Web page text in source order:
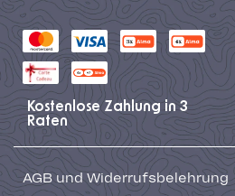
Kostenlose Zahlung in 3
Raten
AGB und Widerrufsbelehrung